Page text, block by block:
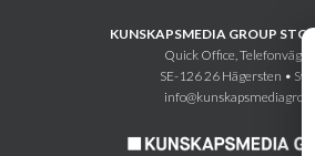
KUNSKAPSMEDIA GROUP
Quick Office,
SE-126 26 Hägersten •